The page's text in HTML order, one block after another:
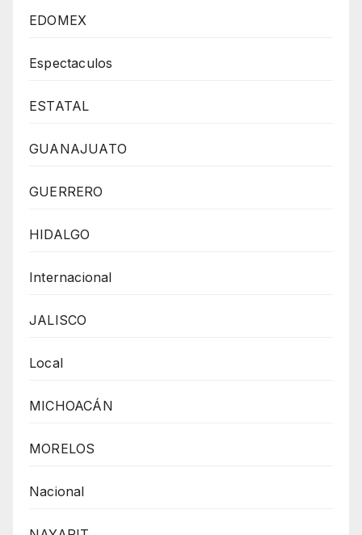
EDOMEX
Espectaculos
ESTATAL
GUANAJUATO
GUERRERO
HIDALGO
Internacional
JALISCO
Local
MICHOACÁN
MORELOS
Nacional